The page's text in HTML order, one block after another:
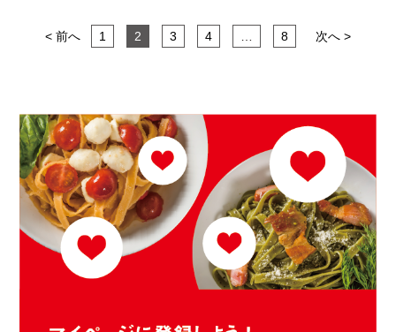
< 前へ 1 2 3 4 8 次へ >